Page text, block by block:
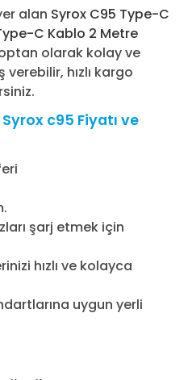
alan Syrox C95 Type-C
C Kablo 2 Metre
olarak kolay ve
hızlı kargo
c95 Fiyatı ve
şarj etmek için
hızlı ve kolayca
uygun yerli